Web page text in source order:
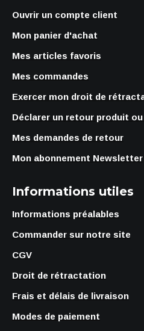
Ouvrir un compte client
Mon panier d'achat
Mes articles favoris
Mes commandes
Exercer mon droit de
Déclarer un retour produit ou
Mes demandes de retour
Mon abonnement Newsletter
Informations utiles
Informations préalables
Commander sur notre site
CGV
Droit de rétractation
Frais et délais de livraison
Modes de paiement